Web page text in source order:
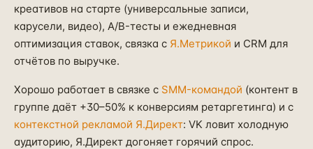
креативов на старте (универсальные записи,
карусели, видео), A/B-тесты и ежедневная
оптимизация ставок, связка с Я.Метрикой и CRM для
отчётов по выручке.
Хорошо работает в связке с SMM-командой (контент в
группе даёт +30–50% к конверсиям ретаргетинга) и с
контекстной рекламой Я.Директ: VK ловит холодную
аудиторию, Я.Директ догоняет горячий спрос.